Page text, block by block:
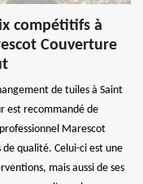
compétitifs à
Couverture
de tuiles à Saint
est recommandé de
Marescot
qualité. Celui-ci est une
mais aussi de ses